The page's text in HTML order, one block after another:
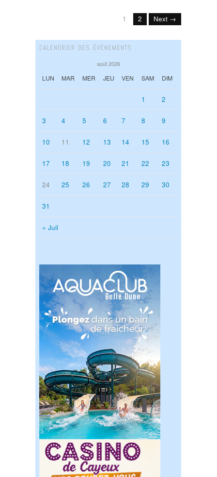
1 2 Next →
CALENDRIER DES ÉVÉNEMENTS
août 2026
LUN MAR MER JEU VEN SAM DIM
« Juil
1 2
3 4 5 6 7 8 9
10 11 12 13 14 15 16
17 18 19 20 21 22 23
24 25 26 27 28 29 30
31